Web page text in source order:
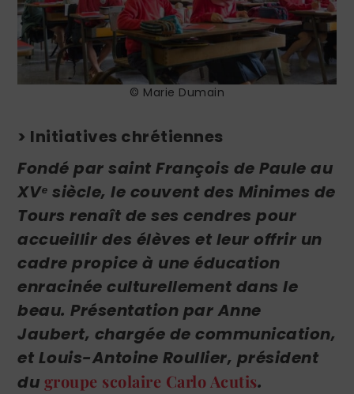
© Marie Dumain
> Initiatives chrétiennes
Fondé par saint François de Paule au
XVᵉ siècle, le couvent des Minimes de
Tours renaît de ses cendres pour
accueillir des élèves et leur offrir un
cadre propice à une éducation
enracinée culturellement dans le
beau. Présentation par Anne
Jaubert, chargée de communication,
et Louis-Antoine Roullier, président
du groupe scolaire Carlo Acutis.